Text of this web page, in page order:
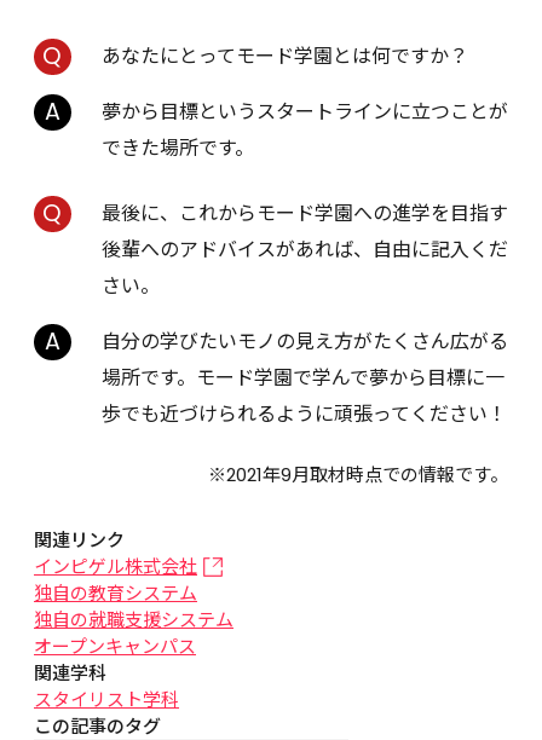
あなたにとってモード学園とは何ですか？
夢から目標というスタートラインに立つことが
できた場所です。
最後に、これからモード学園への進学を目指す
後輩へのアドバイスがあれば、自由に記入くだ
さい。
自分の学びたいモノの見え方がたくさん広がる
場所です。モード学園で学んで夢から目標に一
歩でも近づけられるように頑張ってください！
※2021年9月取材時点での情報です。
関連リンク
インピゲル株式会社
独自の教育システム
独自の就職支援システム
オープンキャンパス
関連学科
スタイリスト学科
この記事のタグ